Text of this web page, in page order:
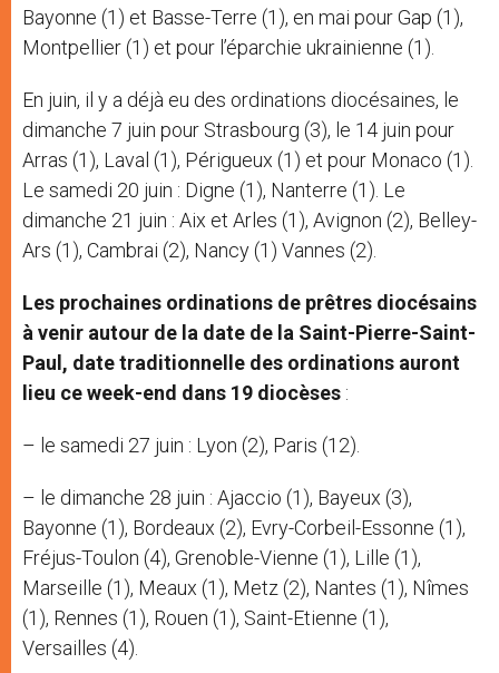
Bayonne (1) et Basse-Terre (1), en mai pour Gap (1),
Montpellier (1) et pour l’éparchie ukrainienne (1).
En juin, il y a déjà eu des ordinations diocésaines, le
dimanche 7 juin pour Strasbourg (3), le 14 juin pour
Arras (1), Laval (1), Périgueux (1) et pour Monaco (1).
Le samedi 20 juin : Digne (1), Nanterre (1). Le
dimanche 21 juin : Aix et Arles (1), Avignon (2), Belley-
Ars (1), Cambrai (2), Nancy (1) Vannes (2).
Les prochaines ordinations de prêtres diocésains
à venir autour de la date de la Saint-Pierre-Saint-
Paul, date traditionnelle des ordinations auront
lieu ce week-end dans 19 diocèses :
– le samedi 27 juin : Lyon (2), Paris (12).
– le dimanche 28 juin : Ajaccio (1), Bayeux (3),
Bayonne (1), Bordeaux (2), Evry-Corbeil-Essonne (1),
Fréjus-Toulon (4), Grenoble-Vienne (1), Lille (1),
Marseille (1), Meaux (1), Metz (2), Nantes (1), Nîmes
(1), Rennes (1), Rouen (1), Saint-Etienne (1),
Versailles (4).